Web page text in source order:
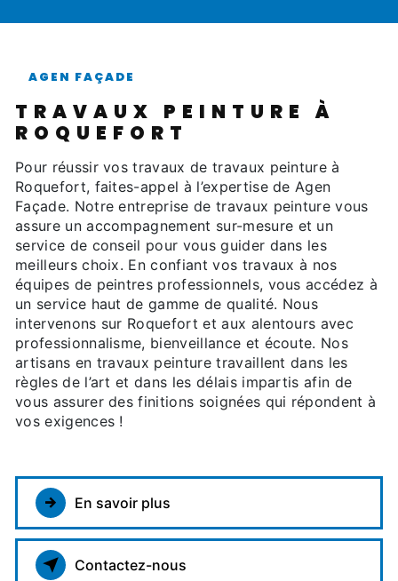
AGEN FAÇADE
TRAVAUX PEINTURE À
ROQUEFORT
Pour réussir vos travaux de travaux peinture à
Roquefort, faites-appel à l’expertise de Agen
Façade. Notre entreprise de travaux peinture vous
assure un accompagnement sur-mesure et un
service de conseil pour vous guider dans les
meilleurs choix. En confiant vos travaux à nos
équipes de peintres professionnels, vous accédez à
un service haut de gamme de qualité. Nous
intervenons sur Roquefort et aux alentours avec
professionnalisme, bienveillance et écoute. Nos
artisans en travaux peinture travaillent dans les
règles de l’art et dans les délais impartis afin de
vous assurer des finitions soignées qui répondent à
vos exigences !
En savoir plus
Contactez-nous